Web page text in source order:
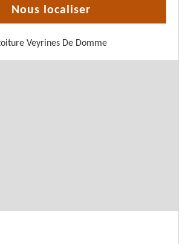
Nous localiser
Veyrines De Domme